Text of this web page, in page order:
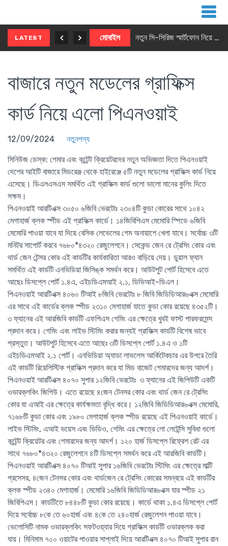
LATEST মোবাইল নতুন সি-সিরিজ স্মার্টফোন নিয়ে আসছে রিয়েলমি
বাজারে নতুন মডেলের গ্রাফিক্স
কার্ড নিয়ে এলো পিএনওয়াই
12/09/2024 নতুনপন্য
সিনিউজ ডেস্ক: গেমার এবং কন্টেন্ট ক্রিয়েটরদের নতুন অভিজ্ঞতা দিতে পিএনওয়াই
দেশের আইটি বাজারে মিডরেঞ্জ থেকে হাইরেঞ্জে ৫টি নতুন মডেলের গ্রাফিক্স কার্ড নিয়ে
এসেছে। ডিএলএসএস সমর্থিত এই গ্রাফিক্স কার্ড গুলো ভালো মানের কুলিং দিতে
সক্ষম।
পিএনওয়াই আরটিএক্স ৩০৫০ ৬জিবি ভেরটোঃ ২৩০৪টি কুডা কোরের সাথে ১০৪২
মেগাহার্জ ক্লক স্পীড এই গ্রাফিক্স কার্ডে। ১৪জিবিপিএস মেমোরি স্পিডে ৬জিবি
মেমোরি পাওয়া যাবে যা দিয়ে বেসিক লেভেলের গেম অনায়াশে খেলা যাবে। সর্বোচ্চ ৩টি
মনিটর সাপোর্ট করবে ৭৬৮০*৪৩২০ রেজুলেশনে। সেকেন্ড জেন রে ট্রেসিং কোর এবং
থার্ড জেন টেন্সর কোর এই কার্ডটির কার্যকারিতা আরও বাড়িয়ে দেয়। ডুয়াল ফ্যান
সমর্থিত এই কার্ডটি এনভিডিয়া জিসিঙ্ক সমর্থন করে। আউটপুট পোর্ট হিসেবে এতে
আছেঃ ডিসপ্লে পোর্ট ১.৪এ, এইচডিএমআই ২.১, ডিভিআই-ডিএল।
পিএনওয়াই আরটিএক্স ৪০৬০ টিআই ৮জিবি ভেরটোঃ ৮ জিবি জিডিডিআর৬এক্স মেমোরি
এর সাথে এই কার্ডের ক্লক স্পীড ২৩১০ মেগাহার্জ যাতে কুডা কোর রয়েছে ৪৩৫২টি।
৩ ফ্যানের এই আরজিবি কার্ডটি এফপিএস গেমিং এর ক্ষেত্রে খুবই ফাস্ট পারফরমেন্স
প্রদান করে। গেমিং এবং লাইভ স্টিমিং করার জন্যই গ্রাফিক্স কার্ডটি বিশেষ ভাবে
প্রস্তুত। আউটপুট হিসেবে এতে আছেঃ ৩টি ডিসপ্লে পোর্ট ১.৪এ ও ১টি
এইচডিএমআই ২.১ পোর্ট। এনভিডিয়া অ্যাডা লাভলেস আর্কিটেকচার এর উপরে তৈরি
এই কার্ডটি রিয়েলিস্টিক গ্রাফিক্স প্রদান করে যা মিড বাজেট গেমারদের জন্য আদর্শ।
পিএনওয়াই আরটিএক্স ৪০৭০ সুপার ১২জিবি ভেরটোঃ ৩ ফ্যানের এই জিপিউটি একটি
ওভারক্লকিং জিপিউ। এতে রয়েছে ৪জেন টেনসর কোর এবং থার্ড জেন রে ট্রেসিং
কোর যা এআই এর ক্ষেত্রে কার্যক্ষমতা বৃদ্ধি করে। ১২জিবি জিডিডিআর৬এক্স মেমোরি,
৭১৬৮টি কুডা কোর এবং ১৯৮০ মেগাহার্জ ক্লক স্পীড রয়েছে এই পিএনওয়াই কার্ডে।
লাইভ স্টিমিং, এআই ভয়েস এবং ভিডিও, গেমিং এর ক্ষেত্রে লো লেটেন্সি সুবিধা গুলো
কন্টেন্ট ক্রিয়েটর এবং গেমারদের জন্য আদর্শ। ১২০ হার্জ ডিসপ্লে রিফ্রেশ রেট এর
সাথে ৭৬৮০*৪৩২০ রেজুলেশনে ৪টি ডিসপ্লে সমর্থন করে এই আরজিবি কার্ডটি।
পিএনওয়াই আরটিএক্স ৪০৭০ টিআই সুপার ১৬জিবি ভেরটোঃ স্টিমিং এর ক্ষেত্রে মাল্টি
প্রসেসর, ৪জেন টেনসর কোর এবং থার্ডজেন রে ট্রেসিং কোরের সমন্বয়ে এই কার্ডটির
ক্লক স্পীড ২৩৪০ মেগাহার্জ। মেমোরি ১৬জিবি জিডিডিআর৬এক্স যার স্পীড ২১
জিবিপিএস। কার্ডটিতে ৮৪৪৮টি কুডা কোর রয়েছে। কার্ডে থাকা ১.৪এ ডিসপ্লে পোর্ট
দিয়ে সর্বোচ্চ ৮কে তে ৬০হার্জ এবং ৪কে তে ২৪০হার্জ রেজুলেশন পাওয়া যাবে।
ভেলোসিটি নামক ওভারক্লকিং সফটওয়্যার দিয়ে গ্রাফিক্স কার্ডটি ওভারক্লক করা
যায়। মিনিমাম ৭০০ ওয়াটের পাওয়ার সাপ্লাই দিয়ে আরটিএক্স ৪০৭০ টিআই সুপার রান